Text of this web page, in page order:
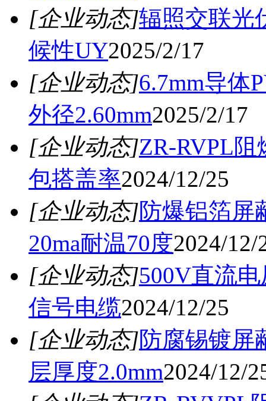
[企业动态]辐照交联光
候性UY2025/2/17
[企业动态]6.7mm导体
外径2.60mm2025/2/17
[企业动态]ZR-RVPL
包搭盖率2024/12/25
[企业动态]防爆铝箔屏
20ma耐温70度2024/12/
[企业动态]500V直流
信号电缆2024/12/25
[企业动态]防腐锡镀屏
层厚度2.0mm2024/12/